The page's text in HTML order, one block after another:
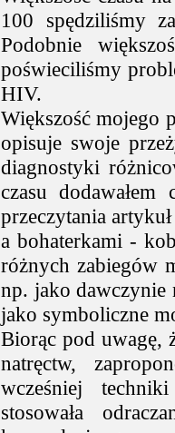
100 spędziliśmy
Podobnie
poświeciliśmy
HIV.
Większość mojego
opisuje swoje
diagnostyki
czasu
przeczytania
a bohaterkami -
różnych zabiegów
np. jako dawczynie
jako symboliczne
Biorąc pod uwagę,
natręctw,
wcześniej
stosowała